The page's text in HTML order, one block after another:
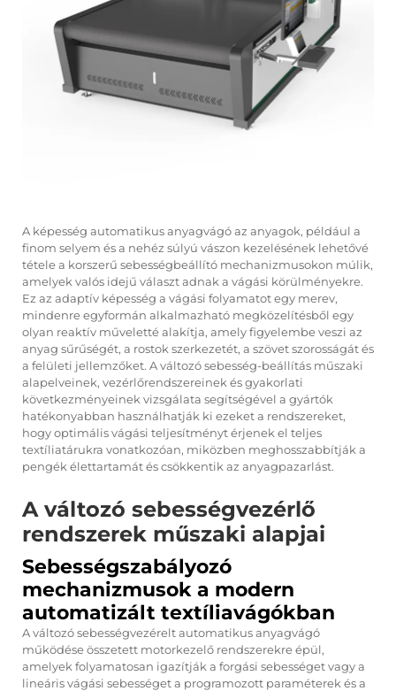
A képesség automatikus anyagvágóaz anyagok, például a
finom selyem és a nehéz súlyú vászon kezelésének lehetővé
tétele a korszerű sebességbeállító mechanizmusokon múlik,
amelyek valós idejű választ adnak a vágási körülményekre.
Ez az adaptív képesség a vágási folyamatot egy merev,
mindenre egyformán alkalmazható megközelítésből egy
olyan reaktív műveletté alakítja, amely figyelembe veszi az
anyag sűrűségét, a rostok szerkezetét, a szövet szorosságát és
a felületi jellemzőket. A változó sebesség-beállítás műszaki
alapelveinek, vezérlőrendszereinek és gyakorlati
következményeinek vizsgálata segítségével a gyártók
hatékonyabban használhatják ki ezeket a rendszereket,
hogy optimális vágási teljesítményt érjenek el teljes
textíliatárukra vonatkozóan, miközben meghosszabbítják a
pengék élettartamát és csökkentik az anyagpazarlást.
A változó sebességvezérlő
rendszerek műszaki alapjai
Sebességszabályozó
mechanizmusok a modern
automatizált textíliavágókban
A változó sebességvezérelt automatikus anyagvágó
működése összetett motorkezelő rendszerekre épül,
amelyek folyamatosan igazítják a forgási sebességet vagy a
lineáris vágási sebességet a programozott paraméterek és a